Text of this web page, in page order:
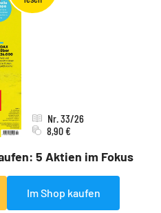
5 Aktien im Fokus
Nr. 33/26
8,90 €
Im Shop kaufen